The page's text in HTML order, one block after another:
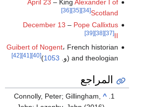
April 23 – King Alexander I of
Scotland
[34]
[35]
[36]
December 13 – Pope Callixtus
II
[37]
[38]
[39]
Guibert of Nogent، French historian
and theologian (و.
1053
)
[40]
[41]
[42]
المراجع
^
Connolly, Peter; Gillingham,